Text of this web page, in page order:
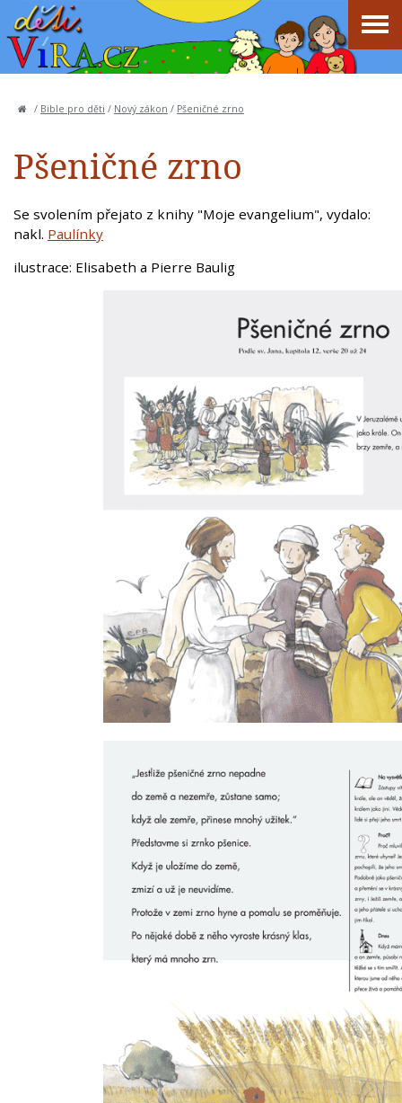
/ Bible pro děti / Nový zákon / Pšeničné zrno
Pšeničné zrno
Se svolením přejato z knihy "Moje evangelium", vydalo:
nakl. Paulínky
ilustrace: Elisabeth a Pierre Baulig